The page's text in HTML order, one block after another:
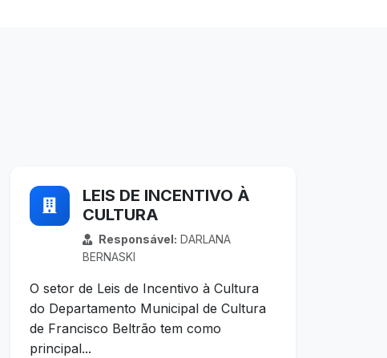
LEIS DE INCENTIVO À
CULTURA
Responsável: DARLANA
BERNASKI
O setor de Leis de Incentivo à Cultura
do Departamento Municipal de Cultura
de Francisco Beltrão tem como
principal...